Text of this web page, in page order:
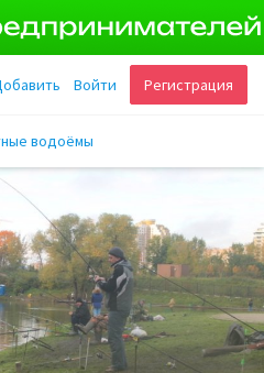
Регистрация
Войти
водоёмы